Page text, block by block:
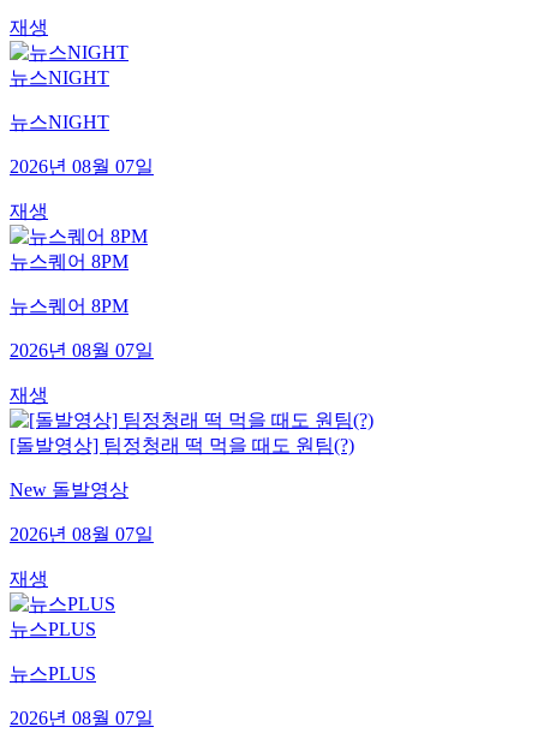
재생
뉴스NIGHT
뉴스NIGHT
2026년 08월 07일
재생
뉴스퀘어 8PM
뉴스퀘어 8PM
2026년 08월 07일
재생
[돌발영상] 팀정청래 떡 먹을 때도 원팀(?)
New 돌발영상
2026년 08월 07일
재생
뉴스PLUS
뉴스PLUS
2026년 08월 07일